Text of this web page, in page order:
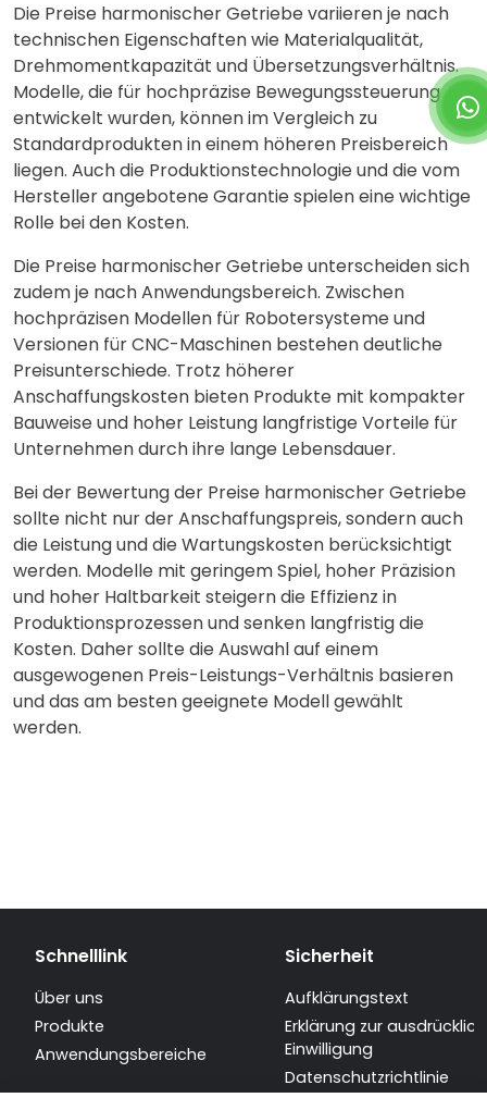
Die Preise harmonischer Getriebe variieren je nach
technischen Eigenschaften wie Materialqualität,
Drehmomentkapazität und Übersetzungsverhältnis.
Modelle, die für hochpräzise Bewegungssteuerung
entwickelt wurden, können im Vergleich zu
Standardprodukten in einem höheren Preisbereich
liegen. Auch die Produktionstechnologie und die vom
Hersteller angebotene Garantie spielen eine wichtige
Rolle bei den Kosten.
Die Preise harmonischer Getriebe unterscheiden sich
zudem je nach Anwendungsbereich. Zwischen
hochpräzisen Modellen für Robotersysteme und
Versionen für CNC-Maschinen bestehen deutliche
Preisunterschiede. Trotz höherer
Anschaffungskosten bieten Produkte mit kompakter
Bauweise und hoher Leistung langfristige Vorteile für
Unternehmen durch ihre lange Lebensdauer.
Bei der Bewertung der Preise harmonischer Getriebe
sollte nicht nur der Anschaffungspreis, sondern auch
die Leistung und die Wartungskosten berücksichtigt
werden. Modelle mit geringem Spiel, hoher Präzision
und hoher Haltbarkeit steigern die Effizienz in
Produktionsprozessen und senken langfristig die
Kosten. Daher sollte die Auswahl auf einem
ausgewogenen Preis-Leistungs-Verhältnis basieren
und das am besten geeignete Modell gewählt
werden.
Schnelllink
Über uns
Produkte
Anwendungsbereiche
Sicherheit
Aufklärungstext
Erklärung zur
Einwilligung
Datenschutzrichtlinie